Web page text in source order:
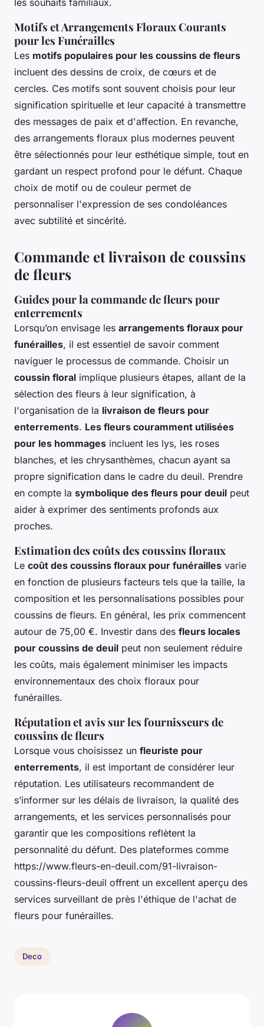
Motifs et Arrangements Floraux Courants
pour les Funérailles
Les motifs populaires pour les coussins de fleurs
incluent des dessins de croix, de cœurs et de
cercles. Ces motifs sont souvent choisis pour leur
signification spirituelle et leur capacité à transmettre
des messages de paix et d'affection. En revanche,
des arrangements floraux plus modernes peuvent
être sélectionnés pour leur esthétique simple, tout en
gardant un respect profond pour le défunt. Chaque
choix de motif ou de couleur permet de
personnaliser l'expression de ses condoléances
avec subtilité et sincérité.
Commande et livraison de coussins
de fleurs
Guides pour la commande de fleurs pour
enterrements
Lorsqu’on envisage les arrangements floraux pour
funérailles, il est essentiel de savoir comment
naviguer le processus de commande. Choisir un
coussin floral implique plusieurs étapes, allant de la
sélection des fleurs à leur signification, à
l'organisation de la livraison de fleurs pour
enterrements. Les fleurs couramment utilisées
pour les hommages incluent les lys, les roses
blanches, et les chrysanthèmes, chacun ayant sa
propre signification dans le cadre du deuil. Prendre
en compte la symbolique des fleurs pour deuil peut
aider à exprimer des sentiments profonds aux
proches.
Estimation des coûts des coussins floraux
Le coût des coussins floraux pour funérailles varie
en fonction de plusieurs facteurs tels que la taille, la
composition et les personnalisations possibles pour
coussins de fleurs. En général, les prix commencent
autour de 75,00 €. Investir dans des fleurs locales
pour coussins de deuil peut non seulement réduire
les coûts, mais également minimiser les impacts
environnementaux des choix floraux pour
funérailles.
Réputation et avis sur les fournisseurs de
coussins de fleurs
Lorsque vous choisissez un fleuriste pour
enterrements, il est important de considérer leur
réputation. Les utilisateurs recommandent de
s’informer sur les délais de livraison, la qualité des
arrangements, et les services personnalisés pour
garantir que les compositions reflètent la
personnalité du défunt. Des plateformes comme
https://www.fleurs-en-deuil.com/91-livraison-
coussins-fleurs-deuil offrent un excellent aperçu des
services surveillant de près l'éthique de l'achat de
fleurs pour funérailles.
Deco